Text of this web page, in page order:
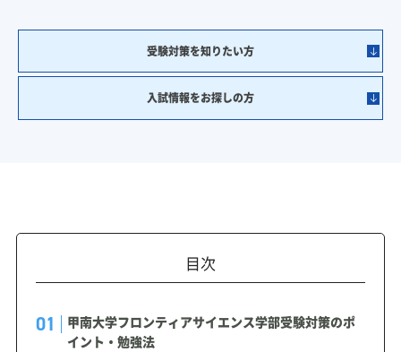
受験対策を知りたい方
入試情報をお探しの方
目次
甲南大学フロンティアサイエンス学部受験対策のポ
イント・勉強法